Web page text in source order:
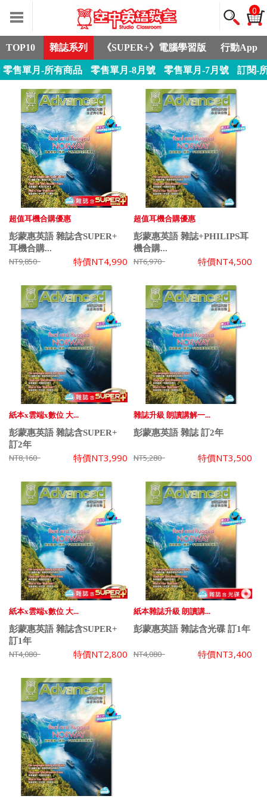
0
TOP10 雜誌系列 《SUPER+》電腦學習版 行動App
零售單月-所有商品 零售單月-8月號 零售單月-7月號 訂閱-
超值耳機合購優惠
彭蒙惠英語 雜誌含SUPER+
耳機合購...
NT9,850 特價NT4,990
超值耳機合購優惠
彭蒙惠英語 雜誌+PHILIPS耳
機合購...
NT6,970 特價NT4,500
紙本x雲端x數位 大...
彭蒙惠英語 雜誌含SUPER+
訂2年
NT8,160 特價NT3,990
雜誌升級 朗讀講解一...
彭蒙惠英語 雜誌 訂2年
NT5,280 特價NT3,500
紙本x雲端x數位 大...
彭蒙惠英語 雜誌含SUPER+
訂1年
NT4,080 特價NT2,800
紙本雜誌升級 朗讀講...
彭蒙惠英語 雜誌含光碟 訂1年
NT4,080 特價NT3,400